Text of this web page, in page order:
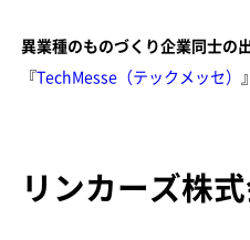
異業種のものづくり企業同士の
『TechMesse（テックメッセ）
リンカーズ株